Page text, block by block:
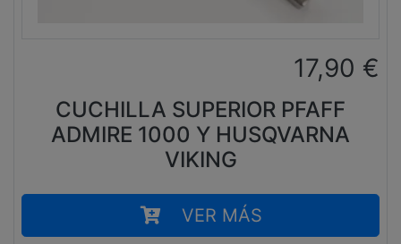
17,90 €
CUCHILLA SUPERIOR PFAFF
ADMIRE 1000 Y HUSQVARNA
VIKING
VER MÁS